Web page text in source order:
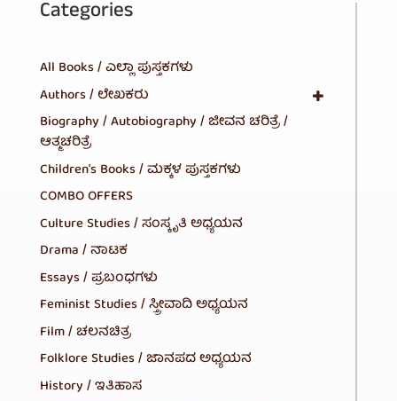
Categories
All Books / ಎಲ್ಲಾ ಪುಸ್ತಕಗಳು
Authors / ಲೇಖಕರು
Biography / Autobiography / ಜೀವನ ಚರಿತ್ರೆ /
ಆತ್ಮಚರಿತ್ರೆ
Children's Books / ಮಕ್ಕಳ ಪುಸ್ತಕಗಳು
COMBO OFFERS
Culture Studies / ಸಂಸ್ಕೃತಿ ಅಧ್ಯಯನ
Drama / ನಾಟಕ
Essays / ಪ್ರಬಂಧಗಳು
Feminist Studies / ಸ್ತ್ರೀವಾದಿ ಅಧ್ಯಯನ
Film / ಚಲನಚಿತ್ರ
Folklore Studies / ಜಾನಪದ ಅಧ್ಯಯನ
History / ಇತಿಹಾಸ